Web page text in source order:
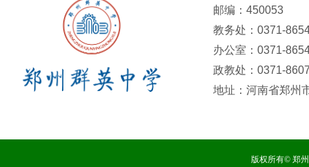
邮编：450053
教务处：0371-
办公室：0371-
政教处：0371-
地址：河南省郑州
版权所有© 郑